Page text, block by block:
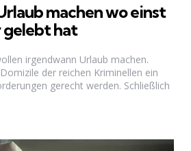
machen wo einst
gelebt hat
irgendwann Urlaub machen.
der reichen Kriminellen ein
gerecht werden. Schließlich